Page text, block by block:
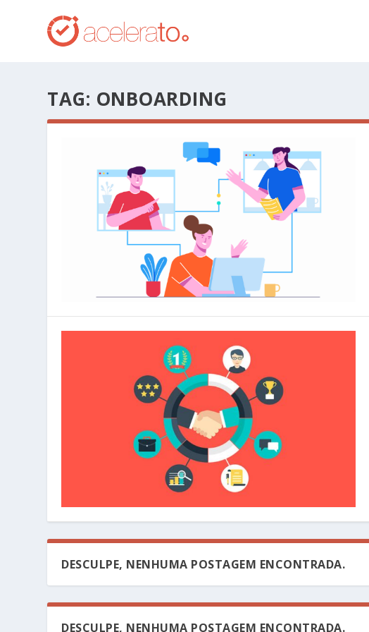
TAG: ONBOARDING
DESCULPE, NENHUMA POSTAGEM ENCONTRADA.
DESCULPE, NENHUMA POSTAGEM ENCONTRADA.